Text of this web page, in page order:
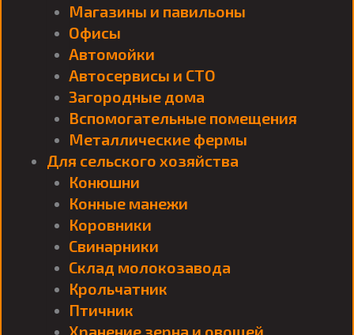
Магазины и павильоны
Офисы
Автомойки
Автосервисы и СТО
Загородные дома
Вспомогательные помещения
Металлические фермы
Для сельского хозяйства
Конюшни
Конные манежи
Коровники
Свинарники
Склад молокозавода
Крольчатник
Птичник
Хранение зерна и овощей